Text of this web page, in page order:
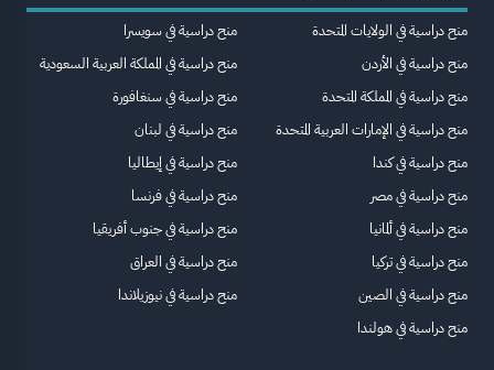
منح دراسية في الولايات المتحدة
منح دراسية في الأردن
منح دراسية في المملكة المتحدة
منح دراسية في الإمارات العربية المتحدة
منح دراسية في كندا
منح دراسية في مصر
منح دراسية في ألمانيا
منح دراسية في تركيا
منح دراسية في الصين
منح دراسية في هولندا
منح دراسية في سويسرا
منح دراسية في المملكة العربية السعودية
منح دراسية في سنغافورة
منح دراسية في لبنان
منح دراسية في إيطاليا
منح دراسية في فرنسا
منح دراسية في جنوب أفريقيا
منح دراسية في العراق
منح دراسية في نيوزيلاندا